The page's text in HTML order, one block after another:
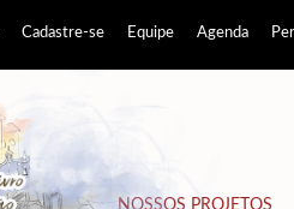
Cadastre-se Equipe Agenda
NOSSOS PROJETOS